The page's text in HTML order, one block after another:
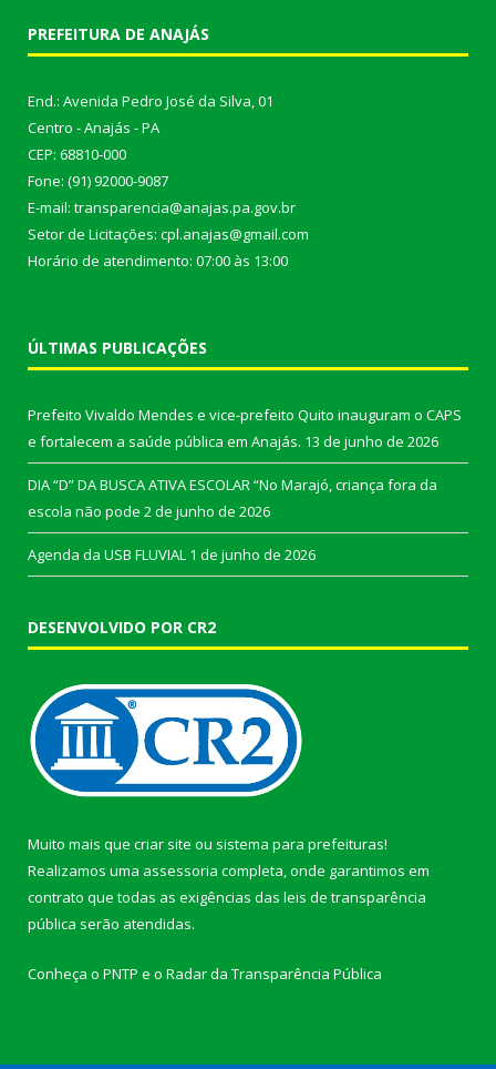
PREFEITURA DE ANAJÁS
End.: Avenida Pedro José da Silva, 01
Centro - Anajás - PA
CEP: 68810-000
Fone: (91) 92000-9087
E-mail: transparencia@anajas.pa.gov.br
Setor de Licitações: cpl.anajas@gmail.com
Horário de atendimento: 07:00 às 13:00
ÚLTIMAS PUBLICAÇÕES
Prefeito Vivaldo Mendes e vice-prefeito Quito inauguram o CAPS
e fortalecem a saúde pública em Anajás. 13 de junho de 2026
DIA “D” DA BUSCA ATIVA ESCOLAR “No Marajó, criança fora da
escola não pode 2 de junho de 2026
Agenda da USB FLUVIAL 1 de junho de 2026
DESENVOLVIDO POR CR2
Muito mais que criar site ou sistema para prefeituras!
Realizamos uma assessoria completa, onde garantimos em
contrato que todas as exigências das leis de transparência
pública serão atendidas.
Conheça o PNTP e o Radar da Transparência Pública